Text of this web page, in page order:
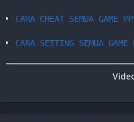
CARA CHEAT SEMUA
CARA SETTING SEMUA